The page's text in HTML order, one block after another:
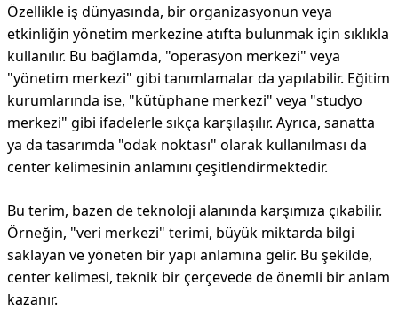
Özellikle iş dünyasında, bir organizasyonun veya
etkinliğin yönetim merkezine atıfta bulunmak için sıklıkla
kullanılır. Bu bağlamda, "operasyon merkezi" veya
"yönetim merkezi" gibi tanımlamalar da yapılabilir. Eğitim
kurumlarında ise, "kütüphane merkezi" veya "studyo
merkezi" gibi ifadelerle sıkça karşılaşılır. Ayrıca, sanatta
ya da tasarımda "odak noktası" olarak kullanılması da
center kelimesinin anlamını çeşitlendirmektedir.
Bu terim, bazen de teknoloji alanında karşımıza çıkabilir.
Örneğin, "veri merkezi" terimi, büyük miktarda bilgi
saklayan ve yöneten bir yapı anlamına gelir. Bu şekilde,
center kelimesi, teknik bir çerçevede de önemli bir anlam
kazanır.